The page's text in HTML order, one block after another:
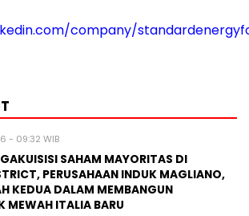
company/
- 09:32 WIB
SAHAM MAYORITAS DI
PERUSAHAAN INDUK MAGLIANO,
KEDUA DALAM MEMBANGUN
MEWAH ITALIA BARU